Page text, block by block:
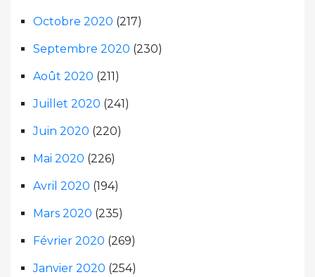
Octobre 2020 (217)
Septembre 2020 (230)
Août 2020 (211)
Juillet 2020 (241)
Juin 2020 (220)
Mai 2020 (226)
Avril 2020 (194)
Mars 2020 (235)
Février 2020 (269)
Janvier 2020 (254)